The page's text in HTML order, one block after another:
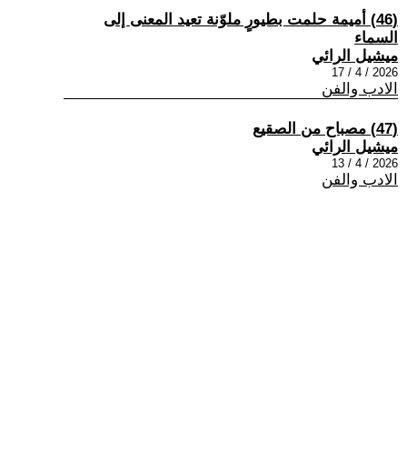
(46) أميمة حلمت بطيورٍ ملوّنة تعيد المعنى إلى
السماء
ميشيل الرائي
2026 / 4 / 17
الادب والفن
(47) مصباح من الصقيع
ميشيل الرائي
2026 / 4 / 13
الادب والفن